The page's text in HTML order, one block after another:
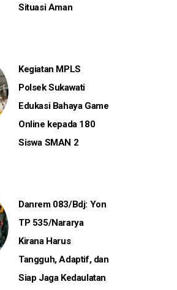
Situasi Aman
Kegiatan MPLS
Polsek Sukawati
Edukasi Bahaya Game
Online kepada 180
Siswa SMAN 2
Danrem 083/Bdj: Yon
TP 535/Nararya
Kirana Harus
Tangguh, Adaptif, dan
Siap Jaga Kedaulatan